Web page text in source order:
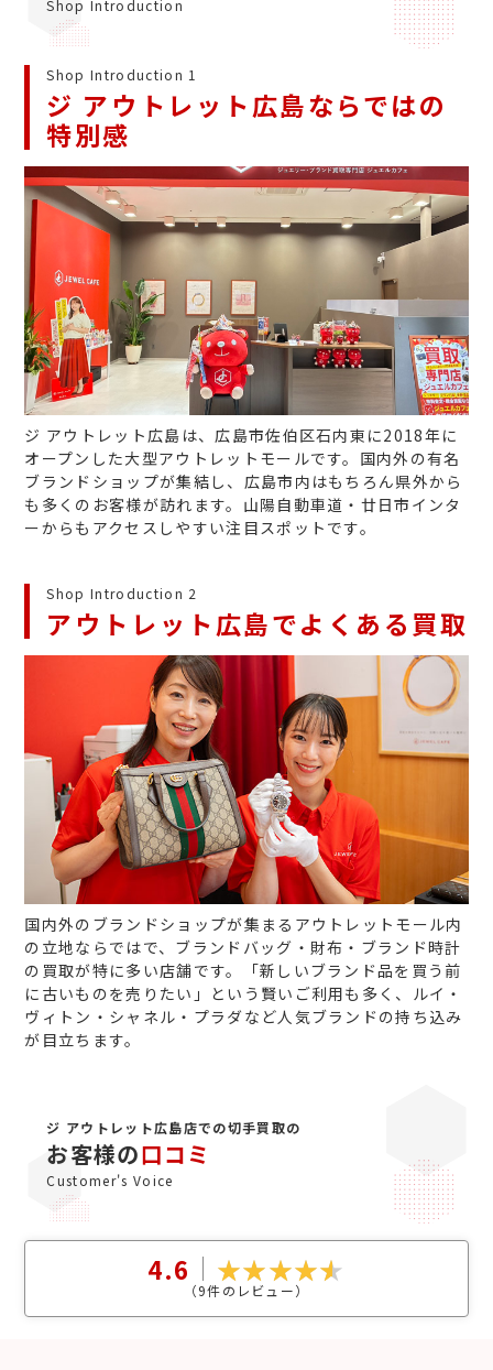
Shop Introduction
Shop Introduction 1
ジ アウトレット広島ならではの
特別感
ジ アウトレット広島は、広島市佐伯区石内東に2018年に
オープンした大型アウトレットモールです。国内外の有名
ブランドショップが集結し、広島市内はもちろん県外から
も多くのお客様が訪れます。山陽自動車道・廿日市インタ
ーからもアクセスしやすい注目スポットです。
Shop Introduction 2
アウトレット広島でよくある買取
国内外のブランドショップが集まるアウトレットモール内
の立地ならではで、ブランドバッグ・財布・ブランド時計
の買取が特に多い店舗です。「新しいブランド品を買う前
に古いものを売りたい」という賢いご利用も多く、ルイ・
ヴィトン・シャネル・プラダなど人気ブランドの持ち込み
が目立ちます。
ジ アウトレット広島店での切手買取の
お客様の口コミ
Customer's Voice
4.6
（9件のレビュー）